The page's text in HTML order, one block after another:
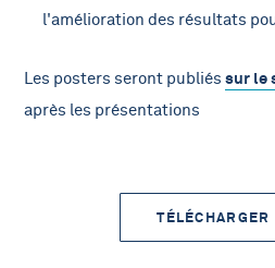
l'amélioration des résultats
Les posters seront publiéssur le
après les présentations
TÉLÉCHARGER